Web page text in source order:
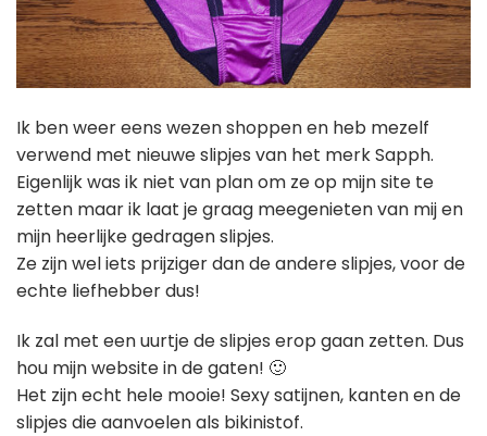
Ik ben weer eens wezen shoppen en heb mezelf
verwend met nieuwe slipjes van het merk Sapph.
Eigenlijk was ik niet van plan om ze op mijn site te
zetten maar ik laat je graag meegenieten van mij en
mijn heerlijke gedragen slipjes.
Ze zijn wel iets prijziger dan de andere slipjes, voor de
echte liefhebber dus!
Ik zal met een uurtje de slipjes erop gaan zetten. Dus
hou mijn website in de gaten! 🙂
Het zijn echt hele mooie! Sexy satijnen, kanten en de
slipjes die aanvoelen als bikinistof.